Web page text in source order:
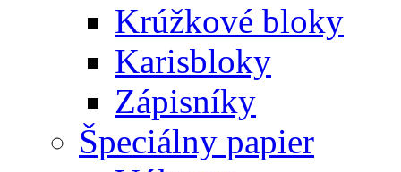
Krúžkové bloky
Karisbloky
Zápisníky
Špeciálny papier